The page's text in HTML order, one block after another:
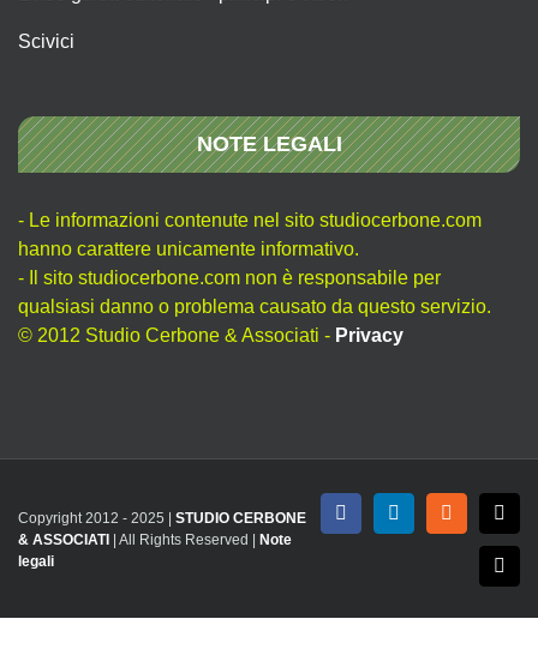
Scivici
NOTE LEGALI
- Le informazioni contenute nel sito studiocerbone.com
hanno carattere unicamente informativo.
- Il sito studiocerbone.com non è responsabile per
qualsiasi danno o problema causato da questo servizio.
© 2012 Studio Cerbone & Associati - Privacy
Copyright 2012 - 2025 | STUDIO CERBONE
& ASSOCIATI
| All Rights Reserved |
Note
legali
FacebookLinkedInRss X